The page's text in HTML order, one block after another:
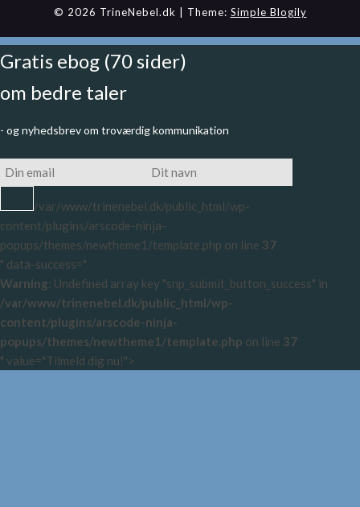
© 2026 TrineNebel.dk | Theme: Simple Blogily
Gratis ebog (70 sider)
om bedre taler
- og nyhedsbrev om troværdig kommunikation
/var/www/trinenebel.dk/public_html/wp-
content/plugins/arscode-ninja-
popups/themes/newtheme1/template.php on line 37
" data-success="
Warning: Undefined array key "snp_submit_button_success" in
/var/www/trinenebel.dk/public_html/wp-
content/plugins/arscode-ninja-
popups/themes/newtheme1/template.php on line 37
" value="Tilmeld dig nu!">